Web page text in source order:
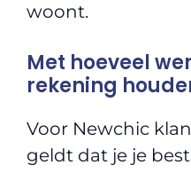
woont.
Met hoeveel
rekening
Voor Newchic
geldt dat je je